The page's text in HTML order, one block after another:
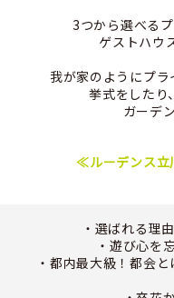
3つから選べる
ゲストハウ
我が家のようにプラ
挙式をしたり
ガーデ
≪ルーデンス立
・選ばれる理
・遊び心を
・都内最大級！都会